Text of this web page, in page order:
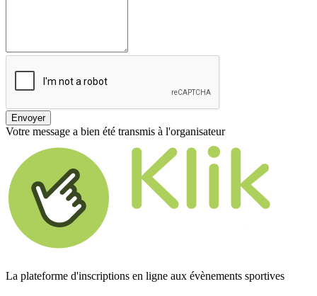
Envoyer
Votre message a bien été transmis à l'organisateur
La plateforme d'inscriptions en ligne aux évènements sportives